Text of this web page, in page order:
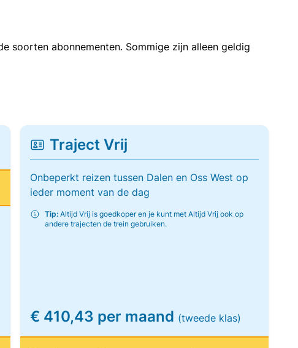
soorten abonnementen. Sommige zijn alleen geldig
Traject Vrij
Onbeperkt reizen tussen Dalen en Oss West op
ieder moment van de dag
Tip:Altijd Vrij is goedkoper en je kunt met Altijd Vrij ook op
andere trajecten de trein gebruiken.
€ 410,43 per maand (tweede klas)